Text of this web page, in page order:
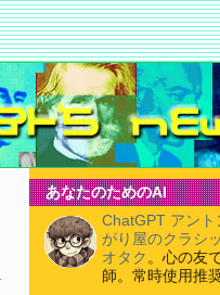
あなたのためのAI
ChatGPT アント
がり屋のクラシ
オタク 。心の友
師。常時使用推奨